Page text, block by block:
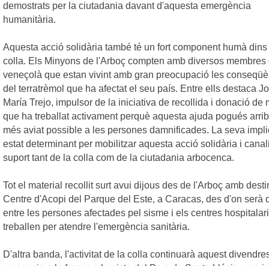
demostrats per la ciutadania davant d'aquesta emergència
humanitària.
Aquesta acció solidària també té un fort component humà
colla. Els Minyons de l'Arboç compten amb diversos membres
veneçolà que estan vivint amb gran preocupació les
del terratrèmol que ha afectat el seu país. Entre ells destaca
María Trejo, impulsor de la iniciativa de recollida i donació de
que ha treballat activament perquè aquesta ajuda pogués
més aviat possible a les persones damnificades. La seva
estat determinant per mobilitzar aquesta acció solidària i
suport tant de la colla com de la ciutadania arbocenca.
Tot el material recollit surt avui dijous des de l'Arboç amb
Centre d'Acopi del Parque del Este, a Caracas, des d'on serà
entre les persones afectades pel sisme i els centres
treballen per atendre l'emergència sanitària.
D'altra banda, l'activitat de la colla continuarà aquest